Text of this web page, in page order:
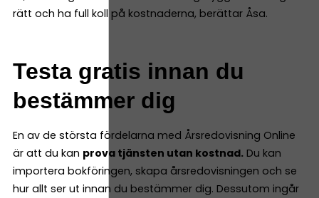
rätt och ha full koll på kostnaderna, berättar Åsa.
Testa gratis innan du
bestämmer dig
En av de största fördelarna med Årsredovisning Online
är att du kan prova tjänsten utan kostnad. Du kan
importera bokföringen, skapa årsredovisningen och se
hur allt ser ut innan du bestämmer dig. Dessutom ingår